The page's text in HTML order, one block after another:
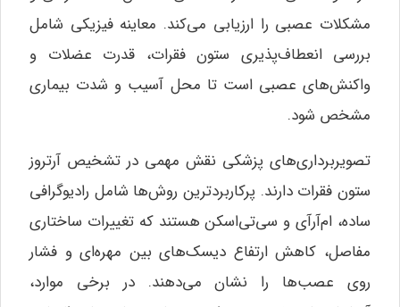
مشکلات عصبی را ارزیابی می‌کند. معاینه فیزیکی شامل
بررسی انعطاف‌پذیری ستون فقرات، قدرت عضلات و
واکنش‌های عصبی است تا محل آسیب و شدت بیماری
مشخص شود.
تصویربرداری‌های پزشکی نقش مهمی در تشخیص آرتروز
ستون فقرات دارند. پرکاربردترین روش‌ها شامل رادیوگرافی
ساده، ام‌آرآی و سی‌تی‌اسکن هستند که تغییرات ساختاری
مفاصل، کاهش ارتفاع دیسک‌های بین مهره‌ای و فشار
روی عصب‌ها را نشان می‌دهند. در برخی موارد،